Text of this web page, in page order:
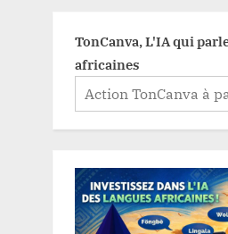
TonCanva, L'IA qui
africaines